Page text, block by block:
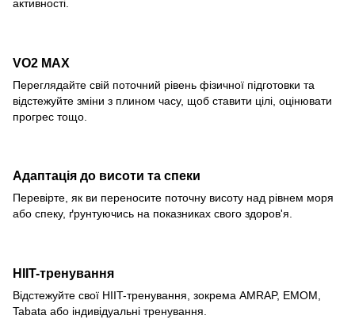
активності.
VO2 MAX
Переглядайте свій поточний рівень фізичної підготовки та
відстежуйте зміни з плином часу, щоб ставити цілі, оцінювати
прогрес тощо.
Адаптація до висоти та спеки
Перевірте, як ви переносите поточну висоту над рівнем моря
або спеку, ґрунтуючись на показниках свого здоров'я.
HIIT-тренування
Відстежуйте свої HIIT-тренування, зокрема AMRAP, EMOM,
Tabata або індивідуальні тренування.